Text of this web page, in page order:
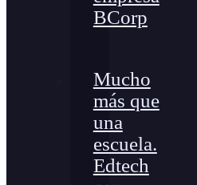
BCorp
Mucho
más que
una
escuela.
Edtech